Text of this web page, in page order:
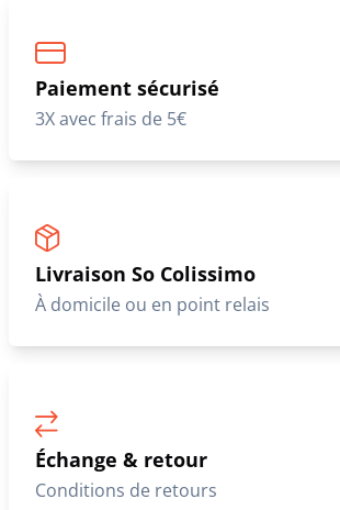
Paiement sécurisé
3X avec frais de 5€
Livraison So Colissimo
À domicile ou en point relais
Échange & retour
Conditions de retours